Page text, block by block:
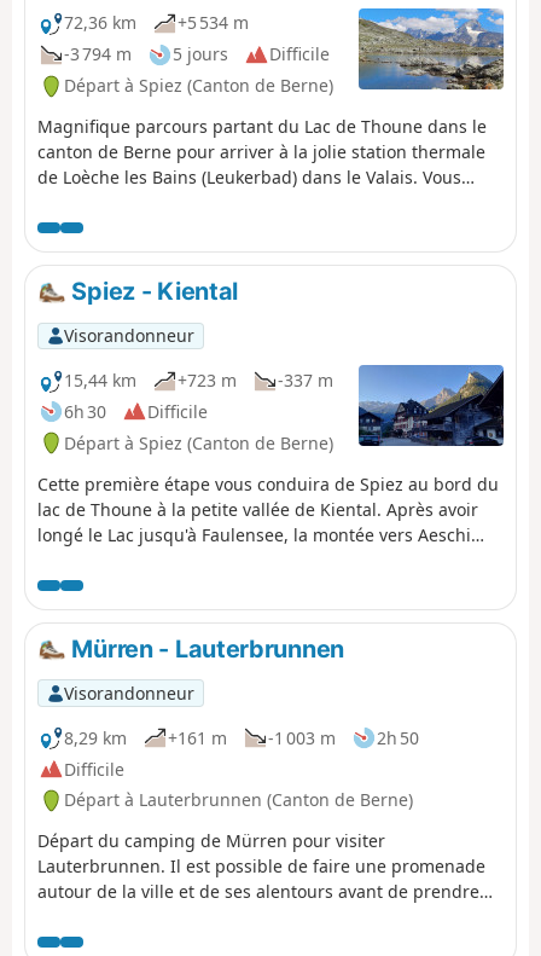
72,36 km
+5 534 m
-3 794 m
5 jours
Difficile
Départ à Spiez (Canton de Berne)
Magnifique parcours partant du Lac de Thoune dans le
canton de Berne pour arriver à la jolie station thermale
de Loèche les Bains (Leukerbad) dans le Valais. Vous
culminant de la randonnée), limite entre les cantons de
Berne et du Valais. Cet itinéraire vous offrira de
nombreux points de vue sur les sommets de l'Oberland
Bernois et du Valais.
Spiez - Kiental
Visorandonneur
15,44 km
+723 m
-337 m
6h 30
Difficile
Départ à Spiez (Canton de Berne)
Cette première étape vous conduira de Spiez au bord du
lac de Thoune à la petite vallée de Kiental. Après avoir
longé le Lac jusqu'à Faulensee, la montée vers Aeschi
pyramide qui surplombe Spiez. Vous serez aussi
impressionné par la pente du funiculaire qui monte au
Niesen. Vous apprécierez la tranquillité du village de
Kiental.Mürren - Lauterbrunnen
Visorandonneur
8,29 km
+161 m -1 003 m
2h 50
Difficile
Départ à Lauterbrunnen (Canton de Berne)
Départ du camping de Mürren pour visiter
Lauterbrunnen. Il est possible de faire une promenade
autour de la ville et de ses alentours avant de prendre
Genève. C'est une journée tranquille pour se reposer.